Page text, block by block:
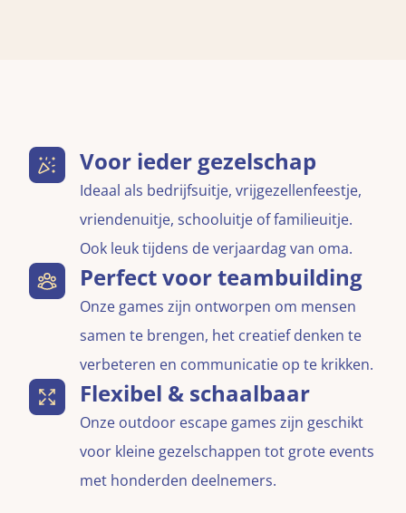
Voor ieder gezelschap
Ideaal als bedrijfsuitje, vrijgezellenfeestje,
vriendenuitje, schooluitje of familieuitje.
Ook leuk tijdens de verjaardag van oma.
Perfect voor teambuilding
Onze games zijn ontworpen om mensen
samen te brengen, het creatief denken te
verbeteren en communicatie op te krikken.
Flexibel & schaalbaar
Onze outdoor escape games zijn geschikt
voor kleine gezelschappen tot grote events
met honderden deelnemers.